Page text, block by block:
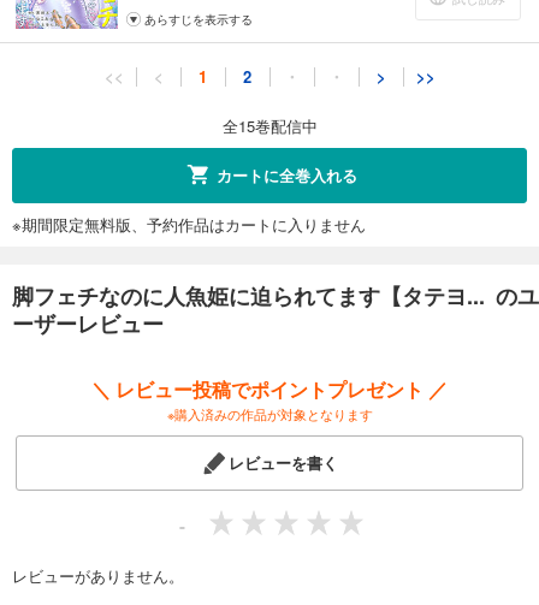
あらすじを表示する
脚フェチなのに人魚姫に迫られてます【タテヨミ】11話
あらすじを表示する
脚フェチなのに人魚姫に迫られてます【タテヨミ】12話
完結
脚フェチなのに人魚姫に迫られてます【タテヨミ】13話
66円 (税込)
あらすじを表示する
脚フェチなのに人魚姫に迫られてます【タテヨミ】14話
<< < 1 2 ・ ・ > >>
全15巻配信中
カートに全巻入れる
※期間限定無料版、予約作品はカートに入りません
脚フェチなのに人魚姫に迫られてます【タテヨ... のユ
ーザーレビュー
＼ レビュー投稿でポイントプレゼント ／
※購入済みの作品が対象となります
レビューを書く
-
レビューがありません。